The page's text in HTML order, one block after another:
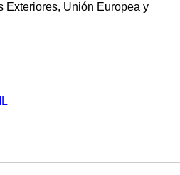
Exteriores, Unión Europea y